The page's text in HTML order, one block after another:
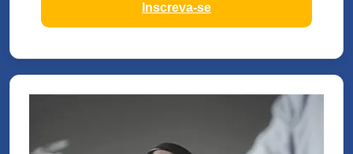
Inscreva-se